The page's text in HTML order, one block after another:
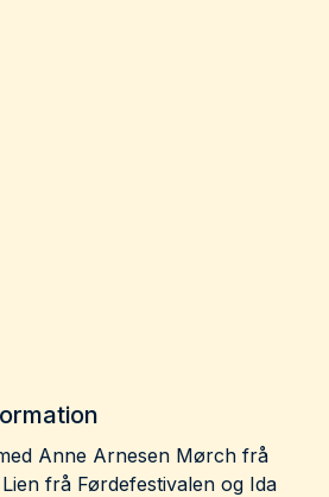
Anne Arnesen Mørch frå
frå Førdefestivalen og Ida